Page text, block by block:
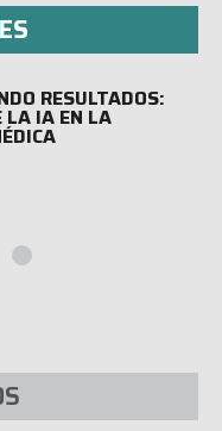
RESULTADOS:
LA IA EN LA